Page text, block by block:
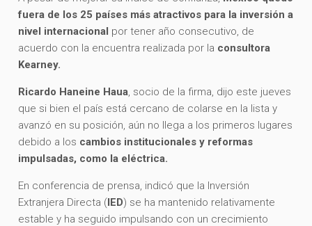
fuera de los 25 países más atractivos para la inversión a
nivel internacional por tener año consecutivo, de
acuerdo con la encuentra realizada por la consultora
Kearney.
Ricardo Haneine Haua, socio de la firma, dijo este jueves
que si bien el país está cercano de colarse en la lista y
avanzó en su posición, aún no llega a los primeros lugares
debido a los cambios institucionales y reformas
impulsadas, como la eléctrica.
En conferencia de prensa, indicó que la Inversión
Extranjera Directa (IED) se ha mantenido relativamente
estable y ha seguido impulsando con un crecimiento